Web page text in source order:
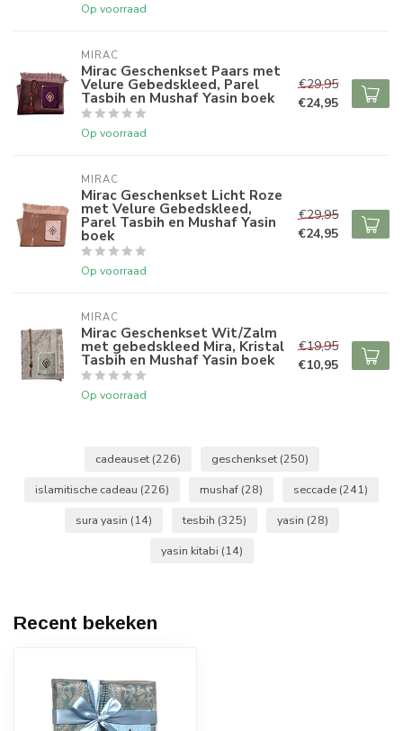
Op voorraad
MIRAC
Mirac Geschenkset Paars met
Velure Gebedskleed, Parel
Tasbih en Mushaf Yasin boek
Op voorraad
€29,95
€24,95
MIRAC
Mirac Geschenkset Licht Roze
met Velure Gebedskleed,
Parel Tasbih en Mushaf Yasin
boek
Op voorraad
€29,95
€24,95
MIRAC
Mirac Geschenkset Wit/Zalm
met gebedskleed Mira, Kristal
Tasbih en Mushaf Yasin boek
Op voorraad
€19,95
€10,95
cadeauset (226) geschenkset (250)
islamitische cadeau (226) mushaf (28) seccade (241)
sura yasin (14) tesbih (325) yasin (28)
yasin kitabi (14)
Recent bekeken